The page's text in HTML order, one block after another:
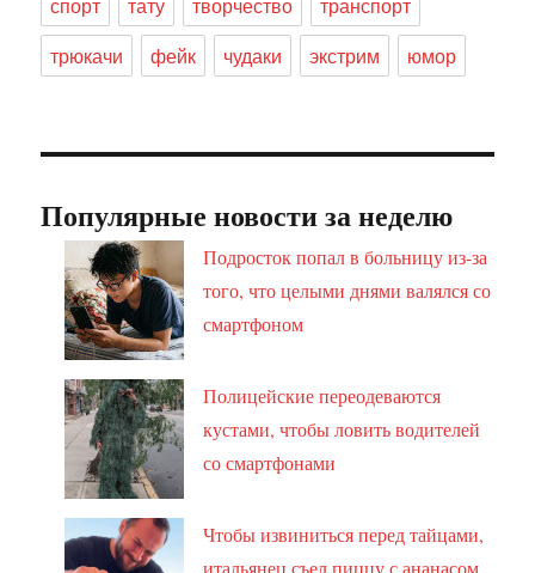
трюкачи
фейк чудаки экстрим юмор
Популярные новости за неделю
Подросток попал в больницу из-за
того, что целыми днями валялся со
смартфоном
Полицейские переодеваются
кустами, чтобы ловить водителей
со смартфонами
Чтобы извиниться перед тайцами,
итальянец съел пиццу с ананасом